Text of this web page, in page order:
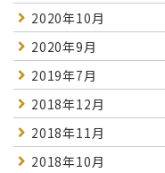
2020年10月
2020年9月
2019年7月
2018年12月
2018年11月
2018年10月